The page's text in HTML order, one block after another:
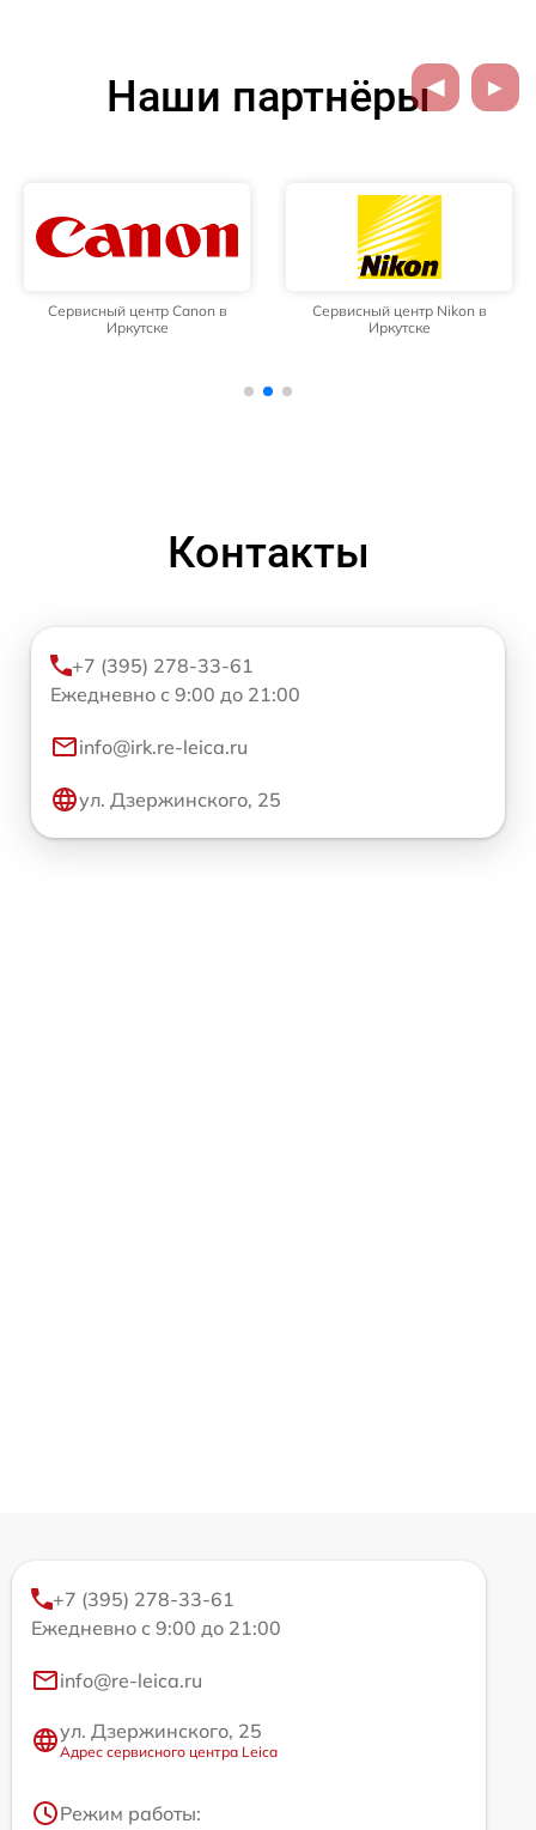
Наши партнёры
Сервисный центр Canon в
Иркутске
Сервисный центр Nikon в
Иркутске
Контакты
+7 (395) 278-33-61
Ежедневно с 9:00 до 21:00
info@irk.re-leica.ru
ул. Дзержинского, 25
+7 (395) 278-33-61
Ежедневно с 9:00 до 21:00
info@re-leica.ru
ул. Дзержинского, 25
Адрес сервисного центра Leica
Режим работы: